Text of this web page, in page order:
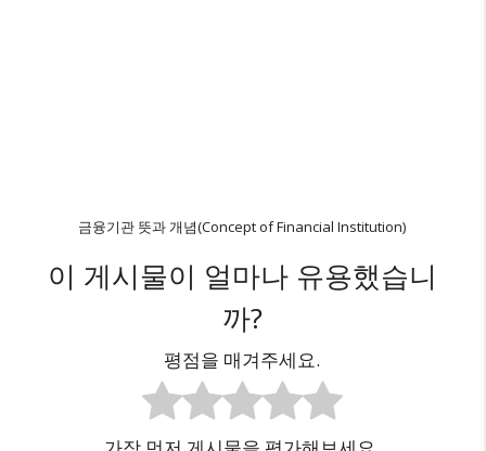
금융기관 뜻과 개념(Concept of Financial Institution)
이 게시물이 얼마나 유용했습니
까?
평점을 매겨주세요.